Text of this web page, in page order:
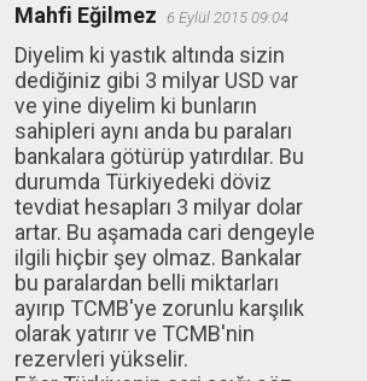
Mahfi Eğilmez 6 Eylül 2015 09:04
Diyelim ki yastık altında sizin
dediğiniz gibi 3 milyar USD var
ve yine diyelim ki bunların
sahipleri aynı anda bu paraları
bankalara götürüp yatırdılar. Bu
durumda Türkiyedeki döviz
tevdiat hesapları 3 milyar dolar
artar. Bu aşamada cari dengeyle
ilgili hiçbir şey olmaz. Bankalar
bu paralardan belli miktarları
ayırıp TCMB'ye zorunlu karşılık
olarak yatırır ve TCMB'nin
rezervleri yükselir.